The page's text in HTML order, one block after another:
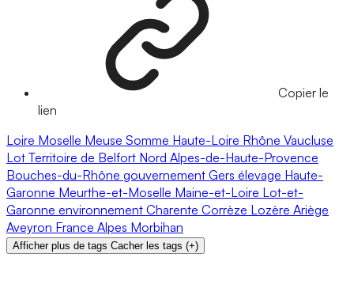
Copier le
lien
Loire Moselle Meuse Somme Haute-Loire Rhône Vaucluse
Lot Territoire de Belfort Nord Alpes-de-Haute-Provence
Bouches-du-Rhône gouvernement Gers élevage Haute-
Garonne Meurthe-et-Moselle Maine-et-Loire Lot-et-
Garonne environnement Charente Corrèze Lozère Ariège
Aveyron France Alpes Morbihan
Afficher plus de tags Cacher les tags (+)